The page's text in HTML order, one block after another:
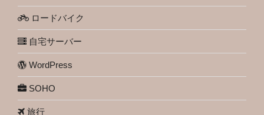
ロードバイク
自宅サーバー
WordPress
SOHO
旅行